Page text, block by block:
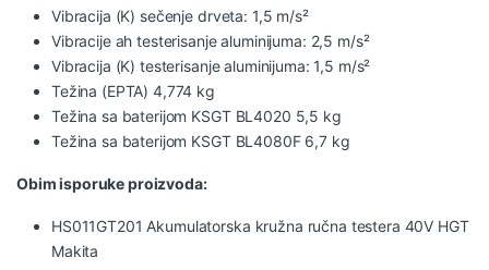
Vibracija (K) sečenje drveta: 1,5 m/s²
Vibracije ah testerisanje aluminijuma: 2,5 m/s²
Vibracija (K) testerisanje aluminijuma: 1,5 m/s²
Težina (EPTA) 4,774 kg
Težina sa baterijom KSGT BL4020 5,5 kg
Težina sa baterijom KSGT BL4080F 6,7 kg
Obim isporuke proizvoda:
HS011GT201 Akumulatorska kružna ručna testera 40V HGT
Makita